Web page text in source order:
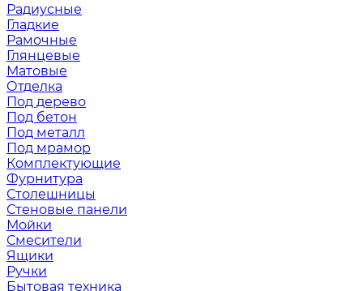
Радиусные
Гладкие
Рамочные
Глянцевые
Матовые
Отделка
Под дерево
Под бетон
Под металл
Под мрамор
Комплектующие
Фурнитура
Столешницы
Стеновые панели
Мойки
Смесители
Ящики
Ручки
Бытовая техника